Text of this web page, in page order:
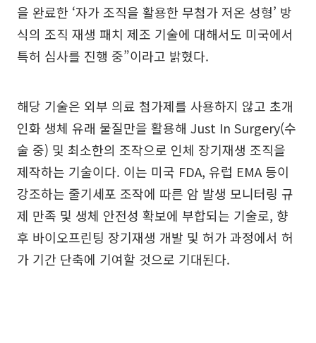
을 완료한 ‘자가 조직을 활용한 무첨가 저온 성형’ 방
식의 조직 재생 패치 제조 기술에 대해서도 미국에서
특허 심사를 진행 중”이라고 밝혔다.
해당 기술은 외부 의료 첨가제를 사용하지 않고 초개
인화 생체 유래 물질만을 활용해 Just In Surgery(수
술 중) 및 최소한의 조작으로 인체 장기재생 조직을
제작하는 기술이다. 이는 미국 FDA, 유럽 EMA 등이
강조하는 줄기세포 조작에 따른 암 발생 모니터링 규
제 만족 및 생체 안전성 확보에 부합되는 기술로, 향
후 바이오프린팅 장기재생 개발 및 허가 과정에서 허
가 기간 단축에 기여할 것으로 기대된다.